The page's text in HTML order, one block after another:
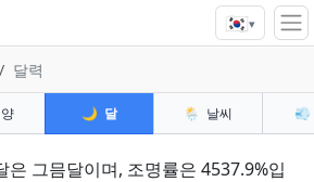
🇰🇷▾
달력
🌙 달 🌦️ 날씨 💨
은 그믐달이며, 조명률은 4537.9%입